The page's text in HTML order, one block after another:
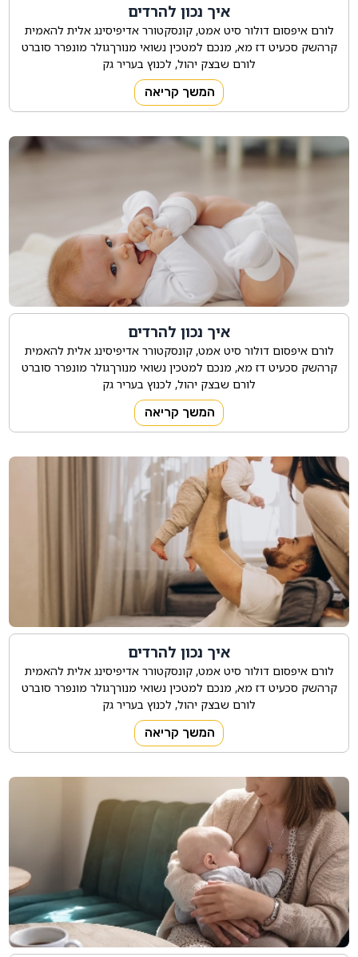
איך נכון להרדים
לורם איפסום דולור סיט אמט, קונסקטורר אדיפיסינג אלית להאמית
קרהשק סכעיט דז מא, מנכם למטכין נשואי מנורךגולר מונפרר סוברט
לורם שבצק יהול, לכנוץ בעריר גק
המשך קריאה
איך נכון להרדים
לורם איפסום דולור סיט אמט, קונסקטורר אדיפיסינג אלית להאמית
קרהשק סכעיט דז מא, מנכם למטכין נשואי מנורךגולר מונפרר סוברט
לורם שבצק יהול, לכנוץ בעריר גק
המשך קריאה
איך נכון להרדים
לורם איפסום דולור סיט אמט, קונסקטורר אדיפיסינג אלית להאמית
קרהשק סכעיט דז מא, מנכם למטכין נשואי מנורךגולר מונפרר סוברט
לורם שבצק יהול, לכנוץ בעריר גק
המשך קריאה